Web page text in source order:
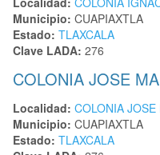
Municipio: CUAPIAXTLA
Estado: TLAXCALA
Clave LADA: 276
COLONIA JOSE
Localidad: COLONIA
Municipio: CUAPIAXTLA
Estado: TLAXCALA